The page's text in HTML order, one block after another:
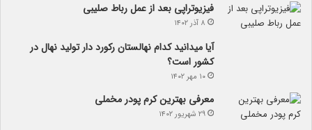
فیزیوتراپی بعد از عمل رباط صلیبی
۸ آذر ۱۴۰۲
آیا می­دانید کدام نهالستان رکورد دار تولید نهال­ در
کشور است؟
۱۰ مهر ۱۴۰۲
معرفی بهترین کرم پودر مخملی
۲۹ شهریور ۱۴۰۲